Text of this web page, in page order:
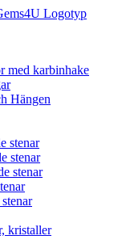
med karbinhake
Hängen
stenar
stenar
stenar
kristaller